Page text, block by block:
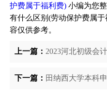
护费属于福利费) 小编为您
有什么区别(劳动保护费属
容仅供参考。
上一篇： 2023河北初级会
下一篇： 田纳西大学本科